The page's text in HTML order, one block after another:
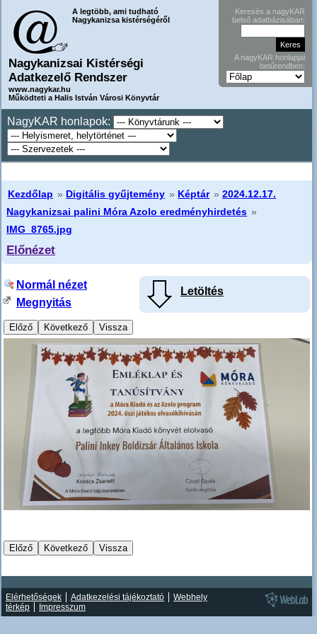
A legtöbb, ami tudható
Nagykanizsa kistérségéről
Nagykanizsai Kistérségi
Adatkezelő Rendszer
www.nagykar.hu
Működteti a Halis István Városi Könyvtár
Keresés a nagyKAR
belső adatbázisában:
A nagyKAR honlapjai
betűrendben:
NagyKAR honlapok:
Kezdőlap » Digitális gyűjtemény » Képtár »2024.12.17.
Nagykanizsai palini Móra Azolo eredményhirdetés »
IMG_8765.jpg
Előnézet
Letöltés
Normál nézet
Megnyitás
Elérhetőségek Adatkezelési tájékoztató
Webhely
térkép
Impresszum